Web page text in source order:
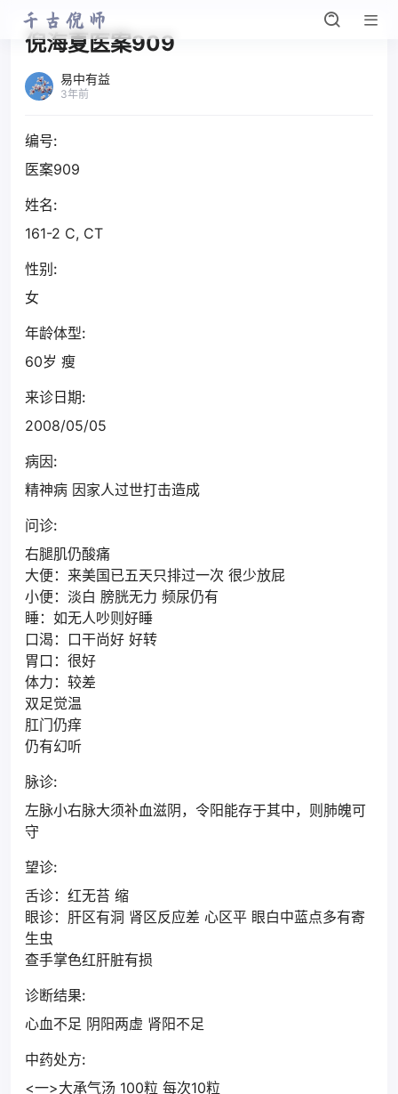
倪海夏医案909
易中有益
3年前
编号:
医案909
姓名:
161-2 C, CT
性别:
女
年龄体型:
60岁 瘦
来诊日期:
2008/05/05
病因:
精神病 因家人过世打击造成
问诊:
右腿肌仍酸痛
大便：来美国已五天只排过一次 很少放屁
小便：淡白 膀胱无力 频尿仍有
睡：如无人吵则好睡
口渴：口干尚好 好转
胃口：很好
体力：较差
双足觉温
肛门仍痒
仍有幻听
脉诊:
左脉小右脉大须补血滋阴，令阳能存于其中，则肺魄可
守
望诊:
舌诊：红无苔 缩
眼诊：肝区有洞 肾区反应差 心区平 眼白中蓝点多有寄
生虫
查手掌色红肝脏有损
诊断结果:
心血不足 阴阳两虚 肾阳不足
中药处方:
<一>大承气汤 100粒 每次10粒